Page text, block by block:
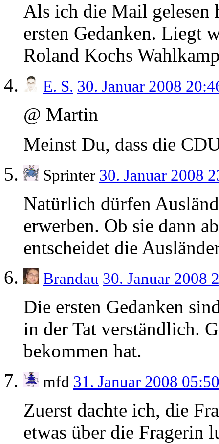
Als ich die Mail gelesen
ersten Gedanken. Liegt
Roland Kochs
E. S. 30. Januar 2008
@ Martin
Meinst Du, dass die
Sprinter 30. Januar 2008
Natürlich dürfen
erwerben. Ob sie dann
entscheidet die
Brandau 30. Januar 2008
Die ersten Gedanken
in der Tat verständlich.
bekommen hat.
mfd 31. Januar 2008
Zuerst dachte ich, die
etwas über die Fragerin